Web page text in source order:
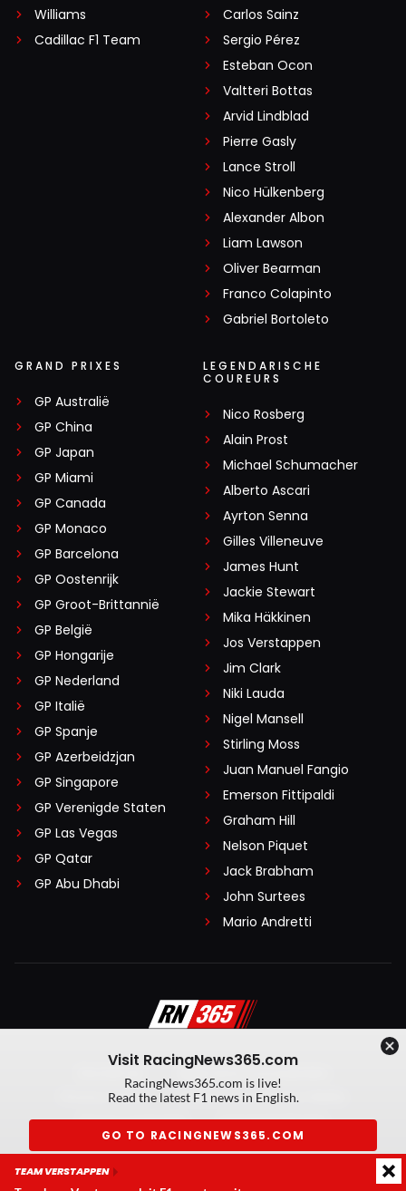
Williams
Cadillac F1 Team
Carlos Sainz
Sergio Pérez
Esteban Ocon
Valtteri Bottas
Arvid Lindblad
Pierre Gasly
Lance Stroll
Nico Hülkenberg
Alexander Albon
Liam Lawson
Oliver Bearman
Franco Colapinto
Gabriel Bortoleto
GRAND PRIXES
GP Australië
GP China
GP Japan
GP Miami
GP Canada
GP Monaco
GP Barcelona
GP Oostenrijk
GP Groot-Brittannië
GP België
GP Hongarije
GP Nederland
GP Italië
GP Spanje
GP Azerbeidzjan
GP Singapore
GP Verenigde Staten
GP Las Vegas
GP Qatar
GP Abu Dhabi
LEGENDARISCHE
COUREURS
Nico Rosberg
Alain Prost
Michael Schumacher
Alberto Ascari
Ayrton Senna
Gilles Villeneuve
James Hunt
Jackie Stewart
Mika Häkkinen
Jos Verstappen
Jim Clark
Niki Lauda
Nigel Mansell
Stirling Moss
Juan Manuel Fangio
Emerson Fittipaldi
Graham Hill
Nelson Piquet
Jack Brabham
John Surtees
Mario Andretti
Algemene voorwaarden
Privacy Policy
Created by On Your Marks
Privacy manager
Kansspeluitingen
Visit RacingNews365.com
RacingNews365.com is live!
Read the latest F1 news in English.
GO TO RACINGNEWS365.COM
TEAM VERSTAPPEN